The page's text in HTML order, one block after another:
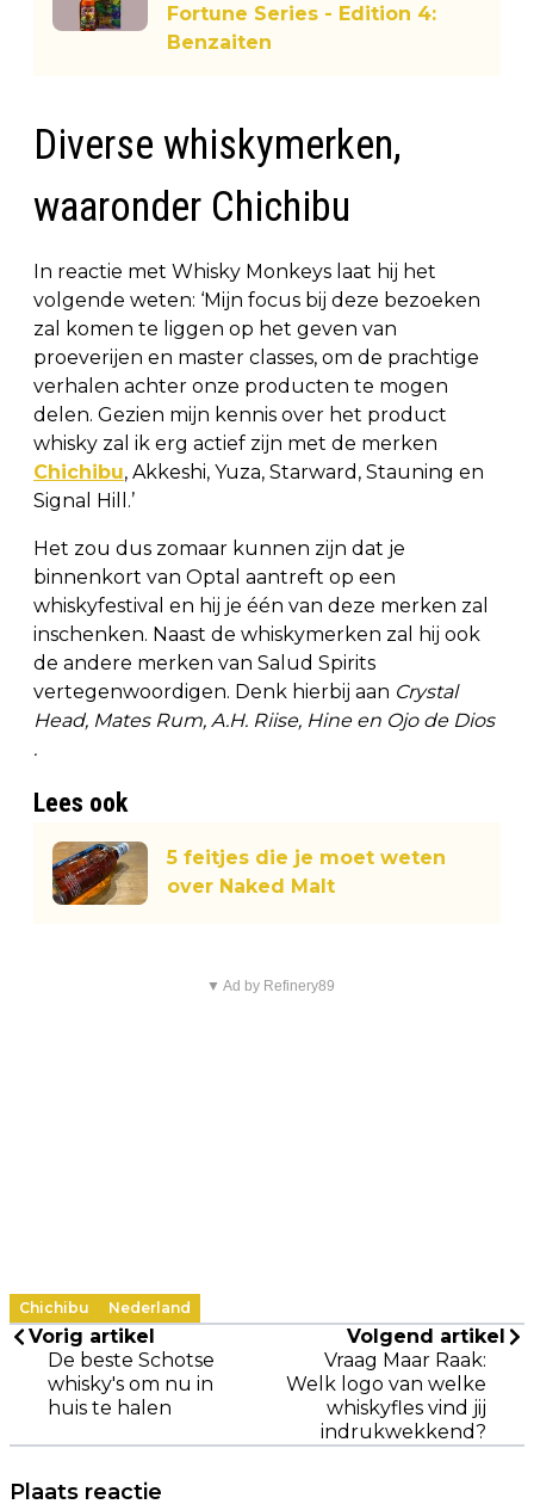
Fortune Series - Edition 4:
Benzaiten
Diverse whiskymerken,
waaronder Chichibu
In reactie met Whisky Monkeys laat hij het
volgende weten: ‘Mijn focus bij deze bezoeken
zal komen te liggen op het geven van
proeverijen en master classes, om de prachtige
verhalen achter onze producten te mogen
delen. Gezien mijn kennis over het product
whisky zal ik erg actief zijn met de merken
Chichibu, Akkeshi, Yuza, Starward, Stauning en
Signal Hill.’
Het zou dus zomaar kunnen zijn dat je
binnenkort van Optal aantreft op een
whiskyfestival en hij je één van deze merken zal
inschenken. Naast de whiskymerken zal hij ook
de andere merken van Salud Spirits
vertegenwoordigen. Denk hierbij aan Crystal
Head, Mates Rum, A.H. Riise, Hine en Ojo de Dios
.
Lees ook
5 feitjes die je moet weten
over Naked Malt
▼ Ad by Refinery89
Chichibu Nederland
Vorig artikel
De beste Schotse
whisky's om nu in
huis te halen
Volgend artikel
Vraag Maar Raak:
Welk logo van welke
whiskyfles vind jij
indrukwekkend?
Plaats reactie